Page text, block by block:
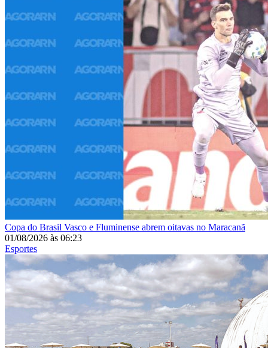
Copa do Brasil Vasco e Fluminense abrem oitavas no Maracanã
01/08/2026 às 06:23
Esportes